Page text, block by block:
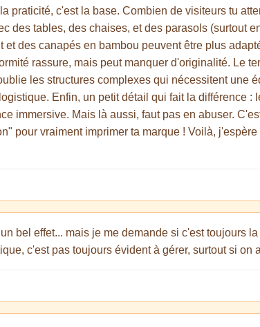
praticité, c'est la base. Combien de visiteurs tu
des tables, des chaises, et des parasols (surtout
des canapés en bambou peuvent être plus
rassure, mais peut manquer d'originalité. Le
les structures complexes qui nécessitent une
Enfin, un petit détail qui fait la différence
immersive. Mais là aussi, faut pas en abuser.
pour vraiment imprimer ta marque ! Voilà,
bel effet... mais je me demande si c'est toujours
c'est pas toujours évident à gérer, surtout si on